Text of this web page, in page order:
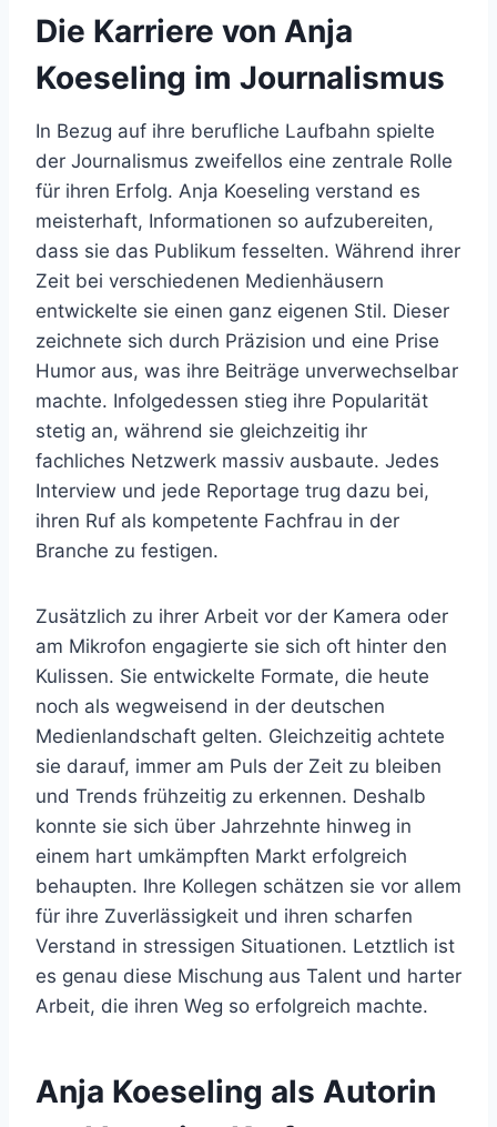
Die Karriere von Anja
Koeseling im Journalismus
In Bezug auf ihre berufliche Laufbahn spielte
der Journalismus zweifellos eine zentrale Rolle
für ihren Erfolg. Anja Koeseling verstand es
meisterhaft, Informationen so aufzubereiten,
dass sie das Publikum fesselten. Während ihrer
Zeit bei verschiedenen Medienhäusern
entwickelte sie einen ganz eigenen Stil. Dieser
zeichnete sich durch Präzision und eine Prise
Humor aus, was ihre Beiträge unverwechselbar
machte. Infolgedessen stieg ihre Popularität
stetig an, während sie gleichzeitig ihr
fachliches Netzwerk massiv ausbaute. Jedes
Interview und jede Reportage trug dazu bei,
ihren Ruf als kompetente Fachfrau in der
Branche zu festigen.
Zusätzlich zu ihrer Arbeit vor der Kamera oder
am Mikrofon engagierte sie sich oft hinter den
Kulissen. Sie entwickelte Formate, die heute
noch als wegweisend in der deutschen
Medienlandschaft gelten. Gleichzeitig achtete
sie darauf, immer am Puls der Zeit zu bleiben
und Trends frühzeitig zu erkennen. Deshalb
konnte sie sich über Jahrzehnte hinweg in
einem hart umkämpften Markt erfolgreich
behaupten. Ihre Kollegen schätzen sie vor allem
für ihre Zuverlässigkeit und ihren scharfen
Verstand in stressigen Situationen. Letztlich ist
es genau diese Mischung aus Talent und harter
Arbeit, die ihren Weg so erfolgreich machte.
Anja Koeseling als Autorin